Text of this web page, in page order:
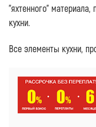
"яхтенного"
кухни.
Все элементы кухни,